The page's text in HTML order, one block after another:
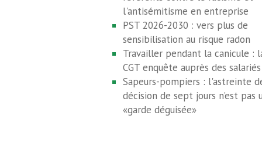
l'antisémitisme en entreprise
PST 2026-2030 : vers plus de
sensibilisation au risque radon
Travailler pendant la canicule :
CGT enquête auprès des salariés
Sapeurs-pompiers : l'astreinte
décision de sept jours n’est pas
«garde déguisée»